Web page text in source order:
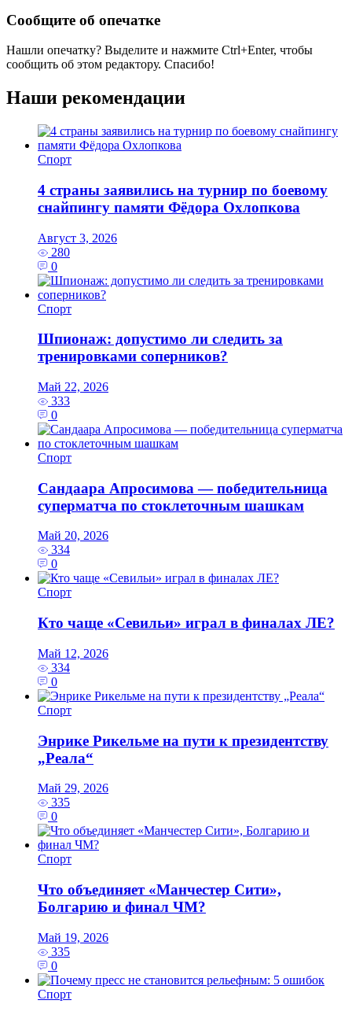
Сообщите об опечатке
Нашли опечатку? Выделите и нажмите Ctrl+Enter, чтобы
сообщить об этом редактору. Спасибо!
Наши рекомендации
Спорт
4 страны заявились на турнир по боевому
снайпингу памяти Фёдора Охлопкова
Август 3, 2026
280
0
Спорт
Шпионаж: допустимо ли следить за
тренировками соперников?
Май 22, 2026
333
0
Спорт
Сандаара Апросимова — победительница
суперматча по стоклеточным шашкам
Май 20, 2026
334
0
Спорт
Кто чаще «Севильи» играл в финалах ЛЕ?
Май 12, 2026
334
0
Спорт
Энрике Рикельме на пути к президентству
„Реала“
Май 29, 2026
335
0
Спорт
Что объединяет «Манчестер Сити»,
Болгарию и финал ЧМ?
Май 19, 2026
335
0
Спорт